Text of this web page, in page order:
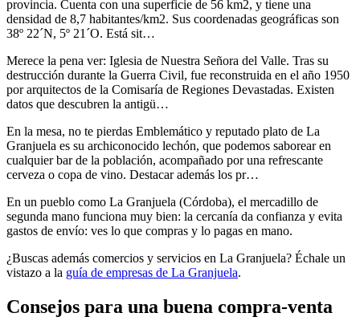
provincia. Cuenta con una superficie de 56 km2, y tiene una
densidad de 8,7 habitantes/km2. Sus coordenadas geográficas son
38º 22´N, 5º 21´O. Está sit…
Merece la pena ver: Iglesia de Nuestra Señora del Valle. Tras su
destrucción durante la Guerra Civil, fue reconstruida en el año 1950
por arquitectos de la Comisaría de Regiones Devastadas. Existen
datos que descubren la antigü…
En la mesa, no te pierdas Emblemático y reputado plato de La
Granjuela es su archiconocido lechón, que podemos saborear en
cualquier bar de la población, acompañado por una refrescante
cerveza o copa de vino. Destacar además los pr…
En un pueblo como La Granjuela (Córdoba), el mercadillo de
segunda mano funciona muy bien: la cercanía da confianza y evita
gastos de envío: ves lo que compras y lo pagas en mano.
¿Buscas además comercios y servicios en La Granjuela? Échale un
vistazo a la guía de empresas de La Granjuela.
Consejos para una buena compra-venta